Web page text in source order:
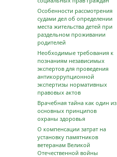
Особенности рассмотрения
судами дел об определении
места жительства детей при
раздельном проживании
родителей
Необходимые требования к
познаниям независимых
экспертов для проведения
антикоррупционной
экспертизы нормативных
правовых актов
Врачебная тайна как один из
основных принципов
охраны здоровья
О компенсации затрат на
установку памятников
ветеранам Великой
Отечественной войны